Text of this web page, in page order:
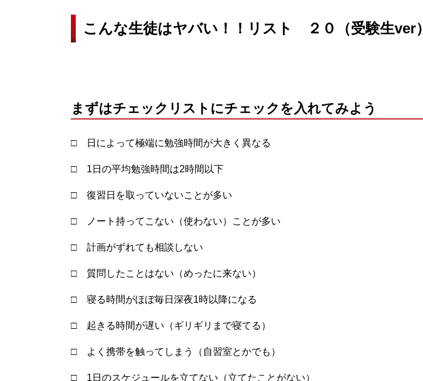
こんな生徒はヤバい！！リスト ２０（受験生ver）
まずはチェックリストにチェックを入れてみよう
□ 日によって極端に勉強時間が大きく異なる
□ 1日の平均勉強時間は2時間以下
□ 復習日を取っていないことが多い
□ ノート持ってこない（使わない）ことが多い
□ 計画がずれても相談しない
□ 質問したことはない（めったに来ない）
□ 寝る時間がほぼ毎日深夜1時以降になる
□ 起きる時間が遅い（ギリギリまで寝てる）
□ よく携帯を触ってしまう（自習室とかでも）
□ 1日のスケジュールを立てない（立てたことがない）